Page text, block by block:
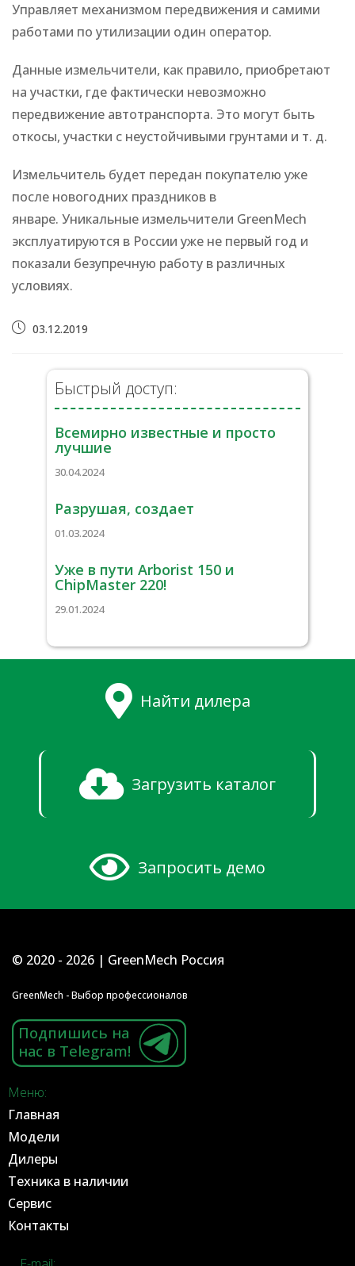
Управляет механизмом передвижения и самими
работами по утилизации один оператор.
Данные измельчители, как правило, приобретают
на участки, где фактически невозможно
передвижение автотранспорта. Это могут быть
откосы, участки с неустойчивыми грунтами и т. д.
Измельчитель будет передан покупателю уже
после новогодних праздников в
январе. Уникальные измельчители GreenMech
эксплуатируются в России уже не первый год и
показали безупречную работу в различных
условиях.
Запись03.12.2019
Быстрый доступ:
Всемирно известные и просто
лучшие
30.04.2024
Разрушая, создает
01.03.2024
Уже в пути Arborist 150 и
ChipMaster 220!
29.01.2024
Найти дилера
Загрузить каталог
Запросить демо
© 2020 - 2026 | GreenMech Россия
GreenMech - Выбор профессионалов
Подпишись на
нас в Telegram!
Меню:
Главная
Модели
Дилеры
Техника в наличии
Сервис
Контакты